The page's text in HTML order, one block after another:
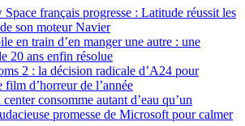
français progresse : Latitude réussit les
son moteur Navier
en train d’en manger une autre : une
20 ans enfin résolue
2 : la décision radicale d’A24 pour
film d’horreur de l’année
consomme autant d’eau qu’un
promesse de Microsoft pour calmer